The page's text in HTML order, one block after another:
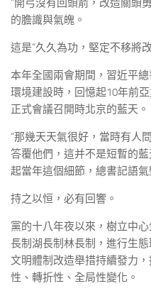
“開弓沒有回頭箭，改造關頭
的膽識與氣魄。
這是“久久為功，堅定不移
本年全國兩會期間，習近平
環境建設時，回憶起10年前
正式會議召開時北京的藍天。
“那幾天天氣很好，當時有人
答覆他們，這并不是短暫的
起當年這個細節，總書記語氣
持之以恒，必有回響。
黨的十八年夜以來，樹立中
長制湖長制林長制，進行生
文明體制改造舉措持續發力
性、轉折性、全局性變化。